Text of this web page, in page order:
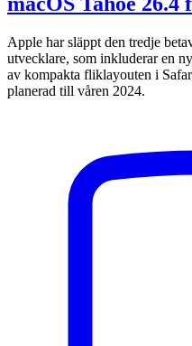
Apple har släppt den tredje
utvecklare, som inkluderar en
av kompakta fliklayouten i
planerad till våren 2024.